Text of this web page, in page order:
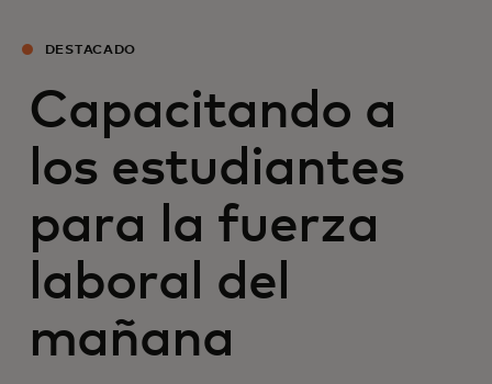
DESTACADO
Capacitando a
los estudiantes
para la fuerza
laboral del
mañana